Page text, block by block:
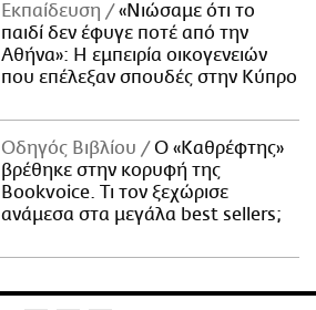
Εκπαίδευση
«Νιώσαμε ότι το
παιδί δεν έφυγε ποτέ από την
Αθήνα»: Η εμπειρία οικογενειών
που επέλεξαν σπουδές στην Κύπρο
Οδηγός Βιβλίου
Ο «Καθρέφτης»
βρέθηκε στην κορυφή της
Bookvoice. Τι τον ξεχώρισε
ανάμεσα στα μεγάλα best sellers;